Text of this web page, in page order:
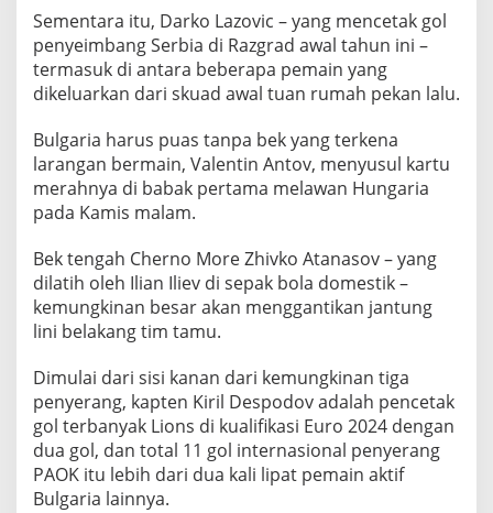
Sementara itu, Darko Lazovic – yang mencetak gol
penyeimbang Serbia di Razgrad awal tahun ini –
termasuk di antara beberapa pemain yang
dikeluarkan dari skuad awal tuan rumah pekan lalu.
Bulgaria harus puas tanpa bek yang terkena
larangan bermain, Valentin Antov, menyusul kartu
merahnya di babak pertama melawan Hungaria
pada Kamis malam.
Bek tengah Cherno More Zhivko Atanasov – yang
dilatih oleh Ilian Iliev di sepak bola domestik –
kemungkinan besar akan menggantikan jantung
lini belakang tim tamu.
Dimulai dari sisi kanan dari kemungkinan tiga
penyerang, kapten Kiril Despodov adalah pencetak
gol terbanyak Lions di kualifikasi Euro 2024 dengan
dua gol, dan total 11 gol internasional penyerang
PAOK itu lebih dari dua kali lipat pemain aktif
Bulgaria lainnya.